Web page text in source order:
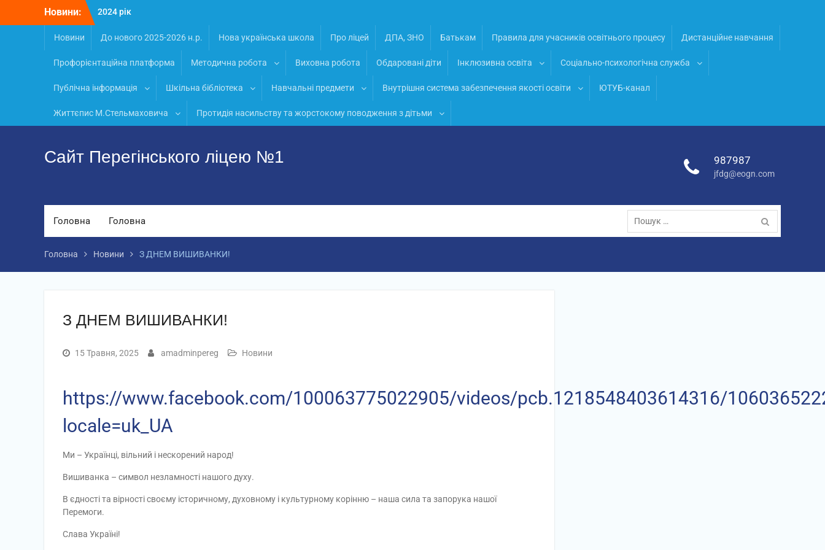
Новини:
2024 рік
2026 рік
Новини До нового 2025-2026 н.р. Нова українська школа Про ліцей ДПА, ЗНО Батькам Правила для учасників освітнього процесу Дистанційне навчання
Профорієнтаційна платформа Методична робота Виховна робота Обдаровані діти Інклюзивна освіта Соціально-психологічна служба
Публічна інформація Шкільна бібліотека Навчальні предмети Внутрішня система забезпечення якості освіти ЮТУБ-канал
Життєпис М.Стельмаховича Протидія насильству та жорстокому поводження з дітьми
Сайт Перегінського ліцею №1 987987
jfdg@eogn.com
Головна Головна
Пошук:
Головна Новини З ДНЕМ ВИШИВАНКИ!
З ДНЕМ ВИШИВАНКИ!
15 Травня, 2025 amadminpereg Новини
https://www.facebook.com/100063775022905/videos/pcb.1218548403614316/
locale=uk_UA
Ми – Українці, вільний і нескорений народ!
Вишиванка – символ незламності нашого духу.
В єдності та вірності своєму історичному, духовному і культурному корінню – наша сила та запорука нашої
Перемоги.
Слава Україні!